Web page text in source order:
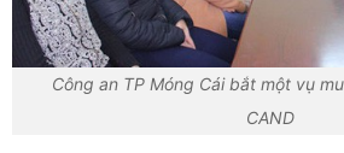
Công an TP Móng Cái bắt một vụ
CAND